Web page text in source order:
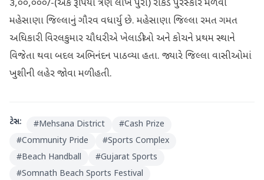
૩,૦૦,૦૦૦/-(અંકે રૂપિયા ત્રણ લાખ પુરા) રોકડ પુરસ્કાર મેળવી
મહેસાણા જિલ્લાનું ગૌરવ વધાર્યુ છે. મહેસાણા જિલ્લા રમત ગમત
અઘિકારી વિરલકુમાર ચૌધરીએ ખેલાડીઓ અને કોચને પ્રથમ સ્થાને
વિજેતા થવા બદલ અભિનંદન પાઠવ્યા હતા. જ્યારે જિલ્લા વાસીઓમાં
ખુશીની લહેર જોવા મળી હતી.
ટેગ્સ: #Mehsana District #Cash Prize
#Community Pride #Sports Complex
#Beach Handball #Gujarat Sports
#Somnath Beach Sports Festival